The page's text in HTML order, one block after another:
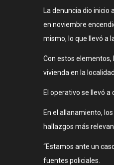
La denuncia dio inicio
en noviembre
mismo, lo que llevó a
Con estos
vivienda en la
El operativo se llevó
En el allanamiento,
hallazgos más
“Estamos ante un
fuentes policiales.